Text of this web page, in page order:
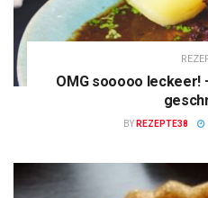
OMG sooooo leckeer!
BY REZEPTE38